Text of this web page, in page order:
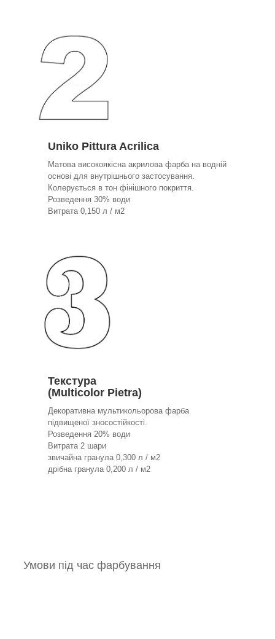
Uniko Pittura Acrilica
Матова високоякісна акрилова фарба на водній
основі для внутрішнього застосування.
Колерується в тон фінішного покриття.
Розведення 30% води
Витрата 0,150 л / м2
Текстура
(Multicolor Pietra)
Декоративна мультикольорова фарба
підвищеної зносостійкості.
Розведення 20% води
Витрата 2 шари
звичайна гранула 0,300 л / м2
дрібна гранула 0,200 л / м2
Умови під час фарбування